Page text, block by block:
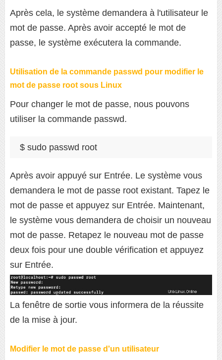
Après cela, le système demandera à l'utilisateur le
mot de passe. Après avoir accepté le mot de
passe, le système exécutera la commande.
Utilisation de la commande passwd pour modifier le
mot de passe root sous Linux
Pour changer le mot de passe, nous pouvons
utiliser la commande passwd.
Après avoir appuyé sur Entrée. Le système vous
demandera le mot de passe root existant. Tapez le
mot de passe et appuyez sur Entrée. Maintenant,
le système vous demandera de choisir un nouveau
mot de passe. Retapez le nouveau mot de passe
deux fois pour une double vérification et appuyez
sur Entrée.
La fenêtre de sortie vous informera de la réussite
de la mise à jour.
Modifier le mot de passe d'un utilisateur